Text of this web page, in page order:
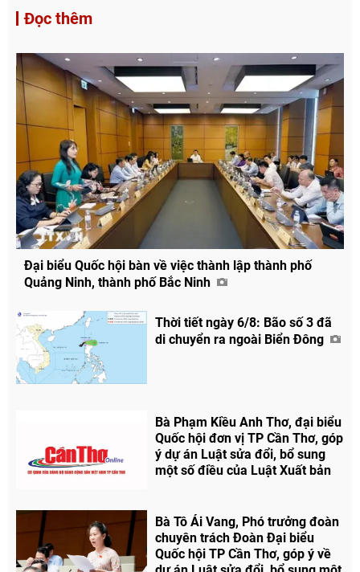
Đọc thêm
Đại biểu Quốc hội bàn về việc thành lập thành phố
Quảng Ninh, thành phố Bắc Ninh
Thời tiết ngày 6/8: Bão số 3 đã
di chuyển ra ngoài Biển Đông
Bà Phạm Kiều Anh Thơ, đại biểu
Quốc hội đơn vị TP Cần Thơ, góp
ý dự án Luật sửa đổi, bổ sung
một số điều của Luật Xuất bản
Bà Tô Ái Vang, Phó trưởng đoàn
chuyên trách Đoàn Đại biểu
Quốc hội TP Cần Thơ, góp ý về